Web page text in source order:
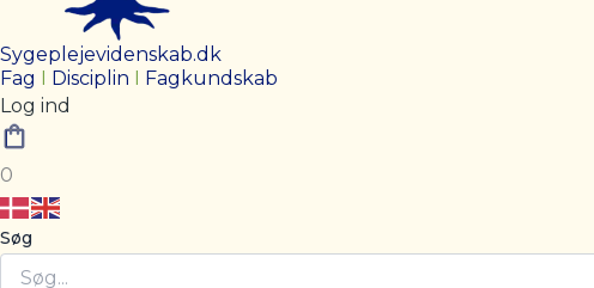
Sygeplejevidenskab.dk
Fag I Disciplin I Fagkundskab
Log ind
0
Søg